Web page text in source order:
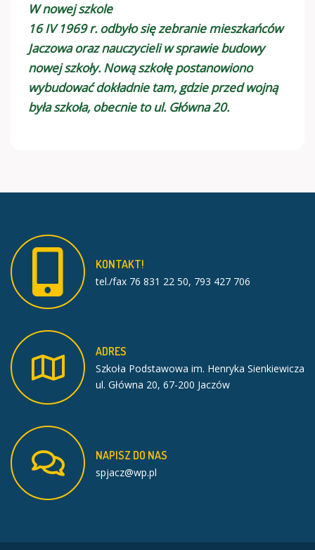
W nowej szkole
16 IV 1969 r. odbyło się zebranie mieszkańców
Jaczowa oraz nauczycieli w sprawie budowy
nowej szkoły. Nową szkołę postanowiono
wybudować dokładnie tam, gdzie przed wojną
była szkoła, obecnie to ul. Główna 20.
KONTAKT!
tel./fax 76 831 22 50, 793 427 706
ADRES
Szkoła Podstawowa im. Henryka Sienkiewicza
ul. Główna 20, 67-200 Jaczów
NAPISZDO NAS
spjacz@wp.pl